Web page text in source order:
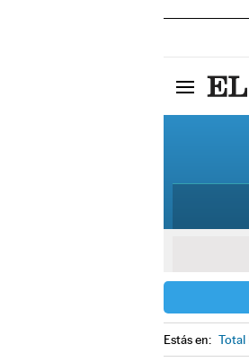
Estás en: Total